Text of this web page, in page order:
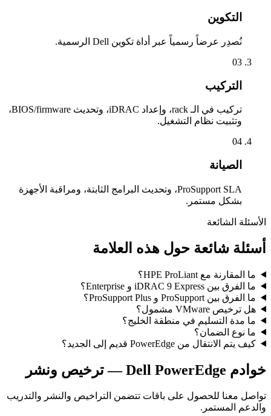
التكوين
نُصدِر عرضاً رسمياً عبر أداة تكوين Dell الرسمية.
03
التركيب
تركيب في الـ rack، وإعداد iDRAC، وتحديث BIOS/firmware،
وتثبيت نظام التشغيل.
04
الصيانة
ProSupport SLA، وتحديث البرامج الثابتة، ومراقبة الأجهزة
بشكل مستمر.
الأسئلة الشائعة
أسئلة شائعة حول هذه العلامة
ما المقارنة مع HPE ProLiant؟
ما الفرق بين iDRAC 9 Express و Enterprise؟
ما الفرق بين ProSupport و ProSupport Plus؟
هل ترخيص VMware مشمول؟
ما مدة التسليم في منطقة الخليج؟
ما نوع الضمان؟
كيف يتم الانتقال من PowerEdge قديم إلى الجديد؟
خوادم Dell PowerEdge — ترخيص ونشر
تواصل معنا للحصول على باقات تتضمن التراخيص والنشر والتدريب
والدعم المستمر.